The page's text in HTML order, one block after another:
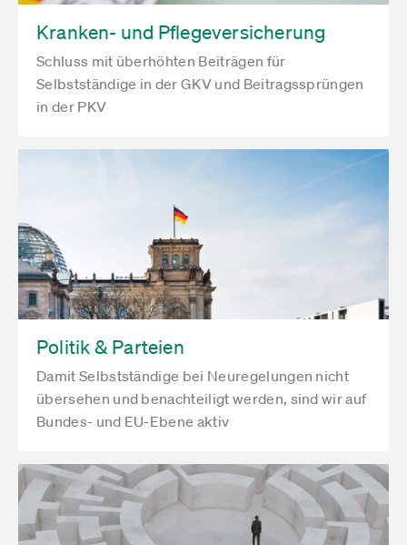
Kranken- und Pflegeversicherung
Schluss mit überhöhten Beiträgen für
Selbstständige in der GKV und Beitragssprüngen
in der PKV
Politik & Parteien
Damit Selbstständige bei Neuregelungen nicht
übersehen und benachteiligt werden, sind wir auf
Bundes- und EU-Ebene aktiv